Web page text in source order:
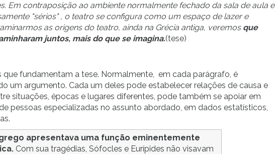
Em contraposição ao ambiente normalmente fechado da sala de aula e
"sérios" , o teatro se configura como um espaço de lazer e
as origens do teatro, ainda na Grécia antiga, veremos que
juntos, mais do que se imagina.(tese)
fundamentam a tese. Normalmente, em cada parágrafo, é
um argumento. Cada um deles pode estabelecer relações de causa e
situações, épocas e lugares diferentes, pode também se apoiar em
pessoas especializadas no assunto abordado, em dados estatísticos,
apresentava uma função eminentemente
Com sua tragédias, Sófocles e Eurípides não visavam